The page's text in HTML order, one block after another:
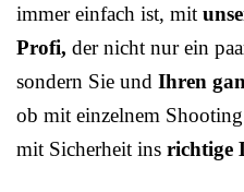
immer einfach ist, mit
Profi, der nicht nur ein
sondern Sie und Ihren
ob mit einzelnem
mit Sicherheit ins richtige